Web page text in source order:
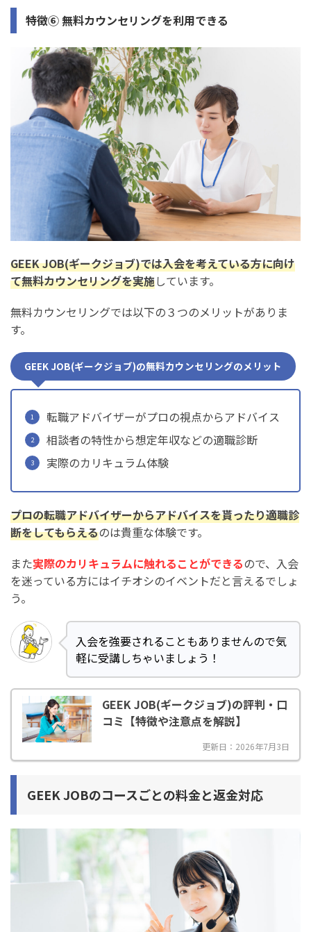
特徴⑥ 無料カウンセリングを利用できる
GEEK JOB(ギークジョブ)では入会を考えている方に向け
て無料カウンセリングを実施しています。
無料カウンセリングでは以下の３つのメリットがありま
す。
GEEK JOB(ギークジョブ)の無料カウンセリングのメリット
転職アドバイザーがプロの視点からアドバイス
相談者の特性から想定年収などの適職診断
実際のカリキュラム体験
プロの転職アドバイザーからアドバイスを貰ったり適職診
断をしてもらえるのは貴重な体験です。
また実際のカリキュラムに触れることができるので、入会
を迷っている方にはイチオシのイベントだと言えるでしょ
う。
入会を強要されることもありませんので気
軽に受講しちゃいましょう！
GEEK JOB(ギークジョブ)の評判・口
コミ【特徴や注意点を解説】
更新日：2026年7月3日
GEEK JOBのコースごとの料金と返金対応